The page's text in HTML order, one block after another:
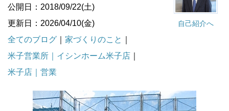
自己紹介へ
公開日：2018/09/22(土)
更新日：2026/04/10(金)
全てのブログ
家づくりのこと
米子営業所｜イシンホーム米子店
米子店｜営業